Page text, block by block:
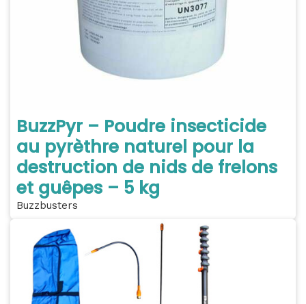
BuzzPyr – Poudre insecticide
au pyrèthre naturel pour la
destruction de nids de frelons
et guêpes – 5 kg
Buzzbusters